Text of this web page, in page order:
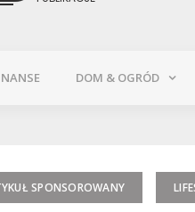
DOM & OGRÓD
SPONSOROWANY